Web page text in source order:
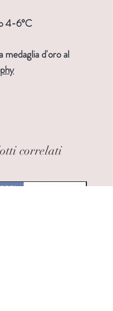
4-6°C
medaglia d'oro al
correlati